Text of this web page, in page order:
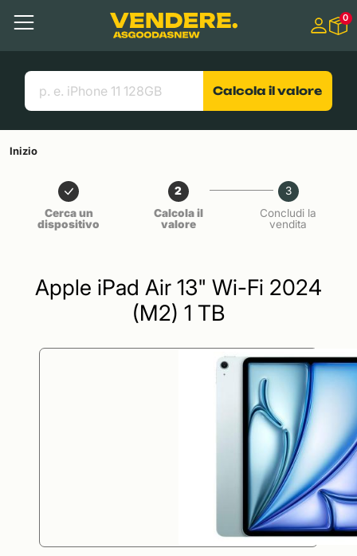
Contenuto principale
Menu
Cerca
Link utili
0
Calcola il valore
Inizio
Cerca un
dispositivo
2
Calcola il
valore
3
Concludi la
vendita
Apple iPad Air 13" Wi-Fi 2024
(M2) 1 TB